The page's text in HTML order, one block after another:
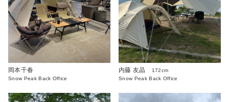
岡本千春
Snow Peak Back Office
内藤 友晶
172cm
Snow Peak Back Office